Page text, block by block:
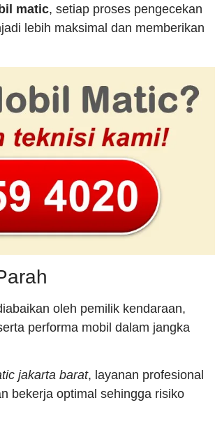
matic, setiap proses pengecekan
lebih maksimal dan memberikan
oleh pemilik kendaraan,
performa mobil dalam jangka
jakarta barat, layanan profesional
bekerja optimal sehingga risiko